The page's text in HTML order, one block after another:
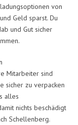
von
Geld sparst. Du
und Gut sicher
Mitarbeiter sind
sicher zu verpacken
alles
nichts beschädigt
Schellenberg.